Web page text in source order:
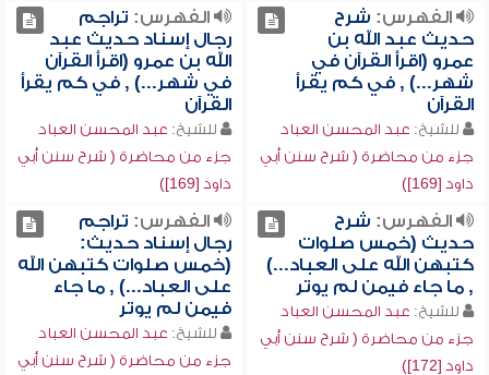
الفهرس: شرح
حديث عبد الله بن
عمرو (اقرأ القرآن في
شهر...) , في كم يقرأ
القرآن
للشيخ: عبد المحسن العباد
جزء من محاضرة ( شرح سنن أبي
داود [169])
الفهرس: تراجم
رجال إسناد حديث عبد
الله بن عمرو (اقرأ القرآن
في شهر...) , في كم يقرأ
القرآن
للشيخ: عبد المحسن العباد
جزء من محاضرة ( شرح سنن أبي
داود [169])
الفهرس: شرح
حديث (خمس صلوات
كتبهن الله على العباد...)
, ما جاء فيمن لم يوتر
للشيخ: عبد المحسن العباد
جزء من محاضرة ( شرح سنن أبي
داود [172])
الفهرس: تراجم
رجال إسناد حديث:
(خمس صلوات كتبهن الله
على العباد...) , ما جاء
فيمن لم يوتر
للشيخ: عبد المحسن العباد
جزء من محاضرة ( شرح سنن أبي